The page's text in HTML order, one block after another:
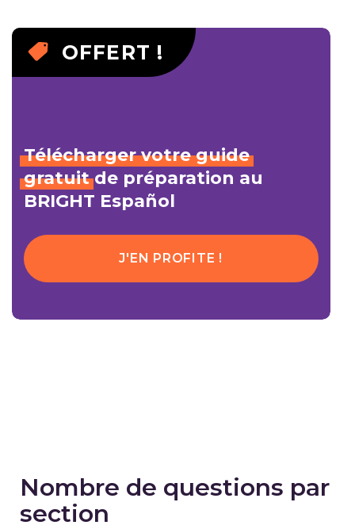
OFFERT !
Télécharger votre guide
gratuitde préparation au
BRIGHT Español
J'EN PROFITE !
Nombre de questions par
section